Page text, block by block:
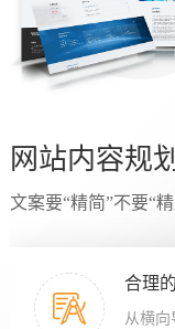
网站内容规划
文案要“精简”不要“
合理
从横